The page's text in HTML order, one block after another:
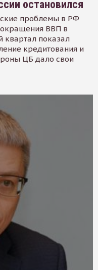
остановился
проблемы в РФ
ВВП в
квартал показал
кредитования и
ЦБ дало свои